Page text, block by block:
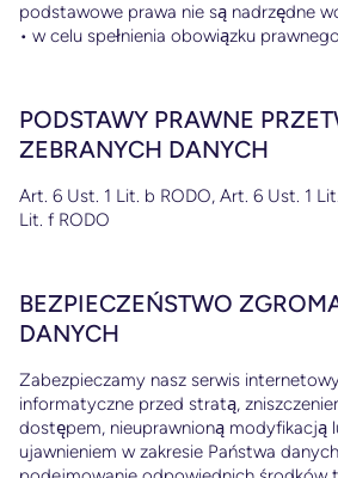
podstawowe prawa nie są nadrzędne
• w celu spełnienia obowiązku prawnego
PODSTAWY PRAWNE
ZEBRANYCH DANYCH
Art. 6 Ust. 1 Lit. b RODO, Art. 6 Ust. 1
Lit. f RODO
BEZPIECZEŃSTWO
DANYCH
Zabezpieczamy nasz serwis
informatyczne przed stratą,
dostępem, nieuprawnioną modyfikacją
ujawnieniem w zakresie Państwa